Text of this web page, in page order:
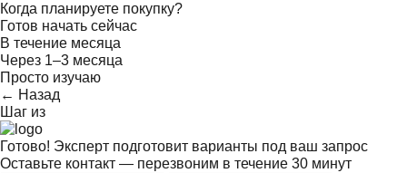
Когда планируете покупку?
Готов начать сейчас
В течение месяца
Через 1–3 месяца
Просто изучаю
← Назад
Шаг из
Готово! Эксперт подготовит варианты под ваш запрос
Оставьте контакт — перезвоним в течение 30 минут